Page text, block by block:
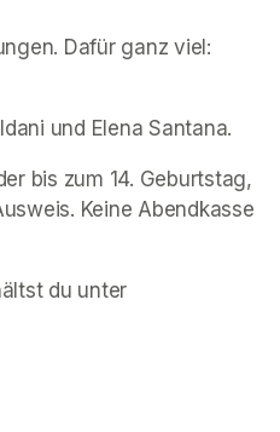
Dafür ganz viel:
und Elena Santana.
bis zum 14. Geburtstag,
Keine Abendkasse